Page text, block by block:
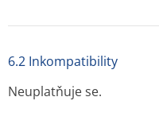
6.2 Inkompatibility
Neuplatňuje se.